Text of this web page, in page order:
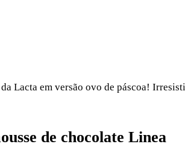
Lacta em versão ovo de páscoa!
de chocolate Linea